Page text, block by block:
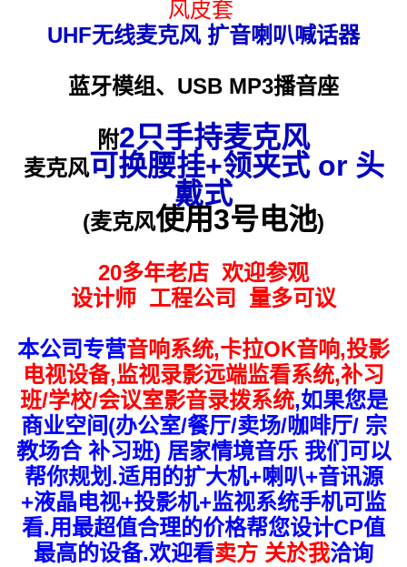
风皮套
UHF无线麦克风 扩音喇叭喊话器
蓝牙模组、USB MP3播音座
附2只手持麦克风
麦克风可换腰挂+领夹式 or 头
戴式
(麦克风使用3号电池)
20多年老店 欢迎参观
设计师 工程公司 量多可议
本公司专营音响系统,卡拉OK音响,投影
电视设备,监视录影远端监看系统,补习
班/学校/会议室影音录拨系统,如果您是
商业空间(办公室/餐厅/卖场/咖啡厅/ 宗
教场合 补习班) 居家情境音乐 我们可以
帮你规划 .适用的扩大机+喇叭+音讯源
+液晶电视+投影机+监视系统手机可监
看.用最超值合理的价格帮您设计CP值
最高的设备.欢迎看卖方 关於我洽询